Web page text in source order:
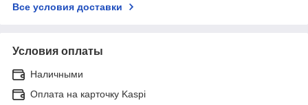
Все условия доставки
Условия оплаты
Наличными
Оплата на карточку Kaspi